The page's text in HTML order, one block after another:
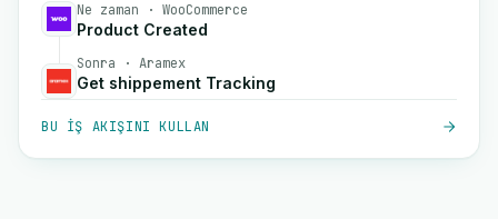
Ne zaman · WooCommerce
Product Created
Sonra · Aramex
Get shippement Tracking
BU IŞ AKIŞINI KULLAN